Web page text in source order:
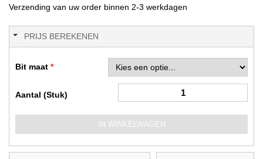
Verzending van uw order binnen 2-3 werkdagen
PRIJS BEREKENEN
Bit maat
Aantal (Stuk)
IN WINKELWAGEN